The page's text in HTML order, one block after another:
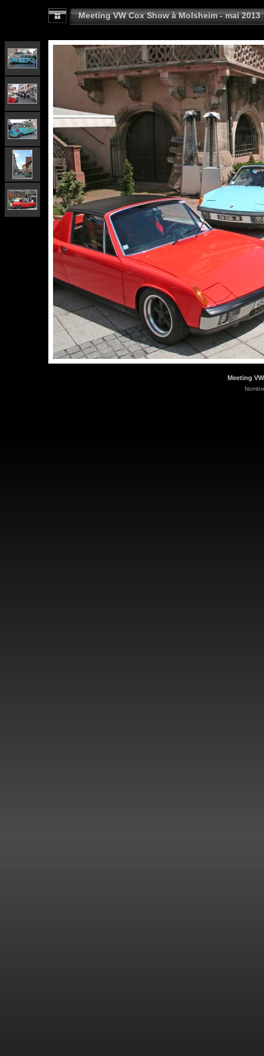
Meeting VW Cox Show à Molsheim - mai 2013
Meeting